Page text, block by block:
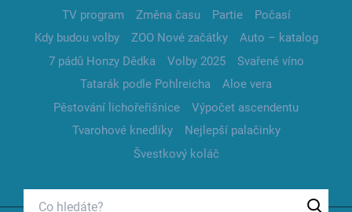
TV program
Změna času Partie
Počasí
Kdy budou volby
ZOO Nové začátky
Auto – katalog
7 pádů Honzy Dědka
Volby 2025
Svařené víno
Tatarák podle Pohlreicha
Aloe vera
Pěstování lichořeřišnice
Výpočet ascendentu
Tvarohové knedlíky
Nejlepší palačinky
Švestkový koláč